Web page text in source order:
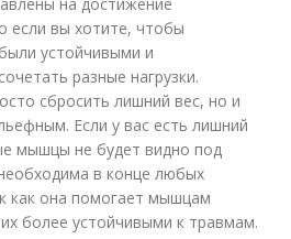
если вы хотите, чтобы
устойчивыми и
разные нагрузки.
сбросить лишний вес, но и
Если у вас есть лишний
мышцы не будет видно под
в конце любых
как она помогает мышцам
более устойчивыми к травмам.